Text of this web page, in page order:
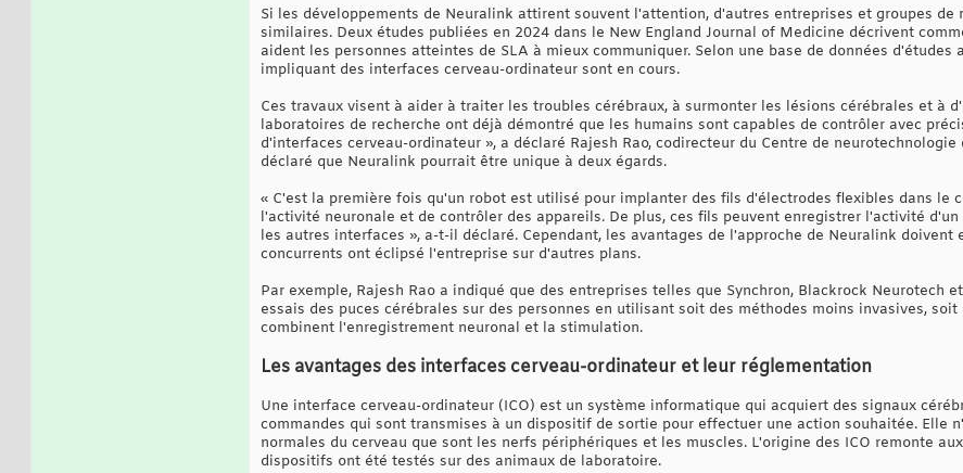
Si les développements de Neuralink attirent souvent l'attention, d'autres entreprises et groupes de
similaires. Deux études publiées en 2024 dans le New England Journal of Medicine décrivent
aident les personnes atteintes de SLA à mieux communiquer. Selon une base de données d'études
impliquant des interfaces cerveau-ordinateur sont en cours.
Ces travaux visent à aider à traiter les troubles cérébraux, à surmonter les lésions cérébrales et à
laboratoires de recherche ont déjà démontré que les humains sont capables de contrôler avec
d'interfaces cerveau-ordinateur », a déclaré Rajesh Rao, codirecteur du Centre de
déclaré que Neuralink pourrait être unique à deux égards.
« C'est la première fois qu'un robot est utilisé pour implanter des fils d'électrodes flexibles dans le
l'activité neuronale et de contrôler des appareils. De plus, ces fils peuvent enregistrer l'activité
les autres interfaces », a-t-il déclaré. Cependant, les avantages de l'approche de Neuralink doivent
concurrents ont éclipsé l'entreprise sur d'autres plans.
Par exemple, Rajesh Rao a indiqué que des entreprises telles que Synchron, Blackrock Neurotech
essais des puces cérébrales sur des personnes en utilisant soit des méthodes moins invasives,
combinent l'enregistrement neuronal et la stimulation.
Les avantages des interfaces cerveau-ordinateur et leur réglementation
Une interface cerveau-ordinateur (ICO) est un système informatique qui acquiert des signaux
commandes qui sont transmises à un dispositif de sortie pour effectuer une action souhaitée. Elle
normales du cerveau que sont les nerfs périphériques et les muscles. L'origine des ICO remonte
dispositifs ont été testés sur des animaux de laboratoire.